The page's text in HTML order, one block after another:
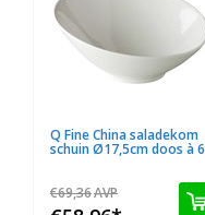
Q Fine China saladekom
schuin Ø17,5cm doos à 6
€69,36AVP